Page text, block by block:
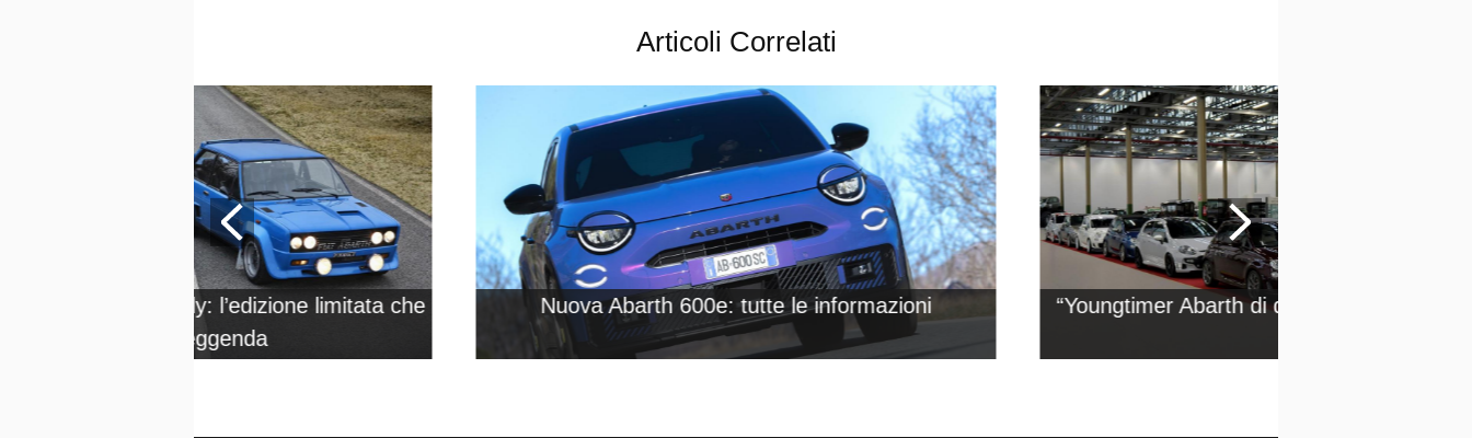
Articoli Correlati
Nuova Abarth 600e: tutte le informazioni “Youngtimer Abarth di domani”: la mostra
Tributo 131 Rally: l’edizione limitata che
omaggia la leggenda